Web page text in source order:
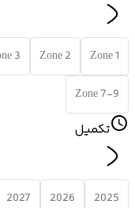
Zone 1
Zone 2
3
Zone 7-9
تکمیل
2025
2026
2027